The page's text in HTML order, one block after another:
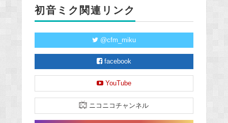
初音ミク関連リンク
@cfm_miku
facebook
YouTube
ニコニコチャンネル